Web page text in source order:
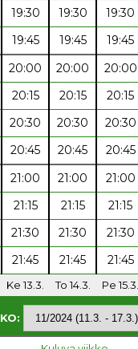
19:30 19:30 19:30
19:45 19:45 19:45
20:00 20:00 20:00
20:15 20:15 20:15
20:30 20:30 20:30
20:45 20:45 20:45
21:00 21:00 21:00
21:15 21:15 21:15
21:30 21:30 21:30
21:45 21:45 21:45
Ke 13.3. To 14.3. Pe 15.3.